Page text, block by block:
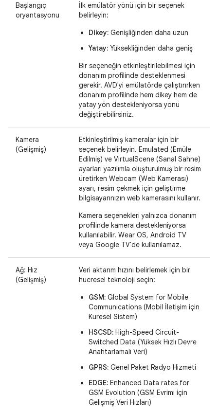
Başlangıç
oryantasyonu
İlk emülatör yönü için bir seçenek
belirleyin:
Dikey: Genişliğinden daha uzun
Yatay: Yüksekliğinden daha geniş
Bir seçeneğin etkinleştirilebilmesi için
donanım profilinde desteklenmesi
gerekir. AVD'yi emülatörde çalıştırırken
donanım profilinde hem dikey hem de
yatay yön destekleniyorsa yönü
değiştirebilirsiniz.
Kamera
(Gelişmiş)
Etkinleştirilmiş kameralar için bir
seçenek belirleyin. Emulated (Emüle
Edilmiş) ve VirtualScene (Sanal Sahne)
ayarları yazılımla oluşturulmuş bir resim
üretirken Webcam (Web Kamerası)
ayarı, resim çekmek için geliştirme
bilgisayarınızın web kamerasını kullanır.
Kamera seçenekleri yalnızca donanım
profilinde kamera destekleniyorsa
kullanılabilir. Wear OS, Android TV
veya Google TV'de kullanılamaz.
Ağ: Hız
(Gelişmiş)
Veri aktarım hızını belirlemek için bir
hücresel teknoloji seçin:
GSM: Global System for Mobile
Communications (Mobil İletişim için
Küresel Sistem)
HSCSD: High-Speed Circuit-
Switched Data (Yüksek Hızlı Devre
Anahtarlamalı Veri)
GPRS: Genel Paket Radyo Hizmeti
EDGE: Enhanced Data rates for
GSM Evolution (GSM Evrimi için
Gelişmiş Veri Hızları)